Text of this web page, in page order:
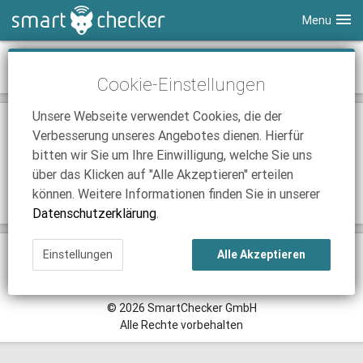
Menu
Smartphone Vergleich
Anbieter
iPhone Tarifvergleich
News
Ratgeber
Tarifvergleich
Tablet Vergleich
Surfsticks
iPad Tarifvergleich
News
Tarifvergleich
Internetanbieter
DSL Tarife
News
SmartChecker TV
24.04.2018 | 12:58
Übernimmt Vodafone nun Unitymedia?
Die Anzeichen für eine baldige Übernahme verdichten sich.
Weiterlesen
Klassische Ansicht
© 2026 SmartChecker GmbH
Alle Rechte vorbehalten
Cookie-Einstellungen
Unsere Webseite verwendet Cookies, die der
Verbesserung unseres Angebotes dienen. Hierfür
bitten wir Sie um Ihre Einwilligung, welche Sie uns
über das Klicken auf "Alle Akzeptieren" erteilen
können. Weitere Informationen finden Sie in unserer
Datenschutzerklärung.
Einstellungen Alle Akzeptieren